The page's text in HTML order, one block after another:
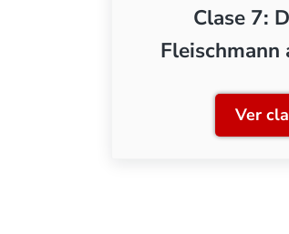
Clase 7:
Fleischmann
Ver